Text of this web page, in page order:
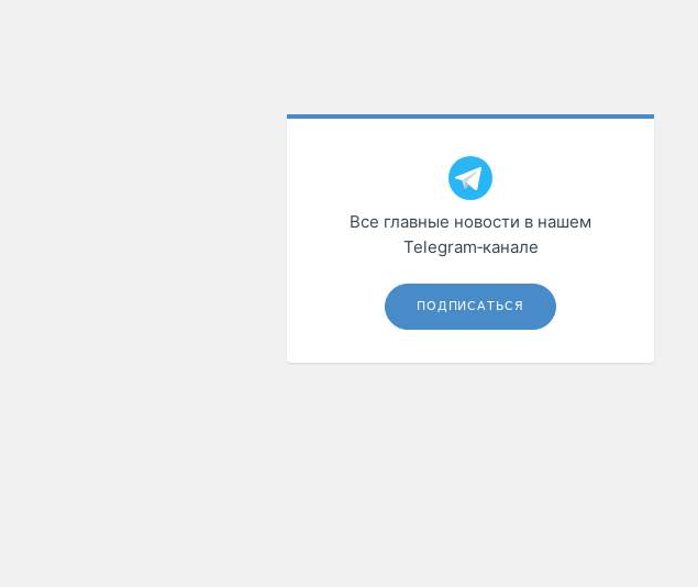
Все главные новости в нашем
Telegram‑канале
ПОДПИСАТЬСЯ